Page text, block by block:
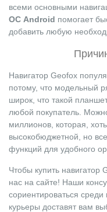
всеми основными
ОС Android помогает
добавить любую
Навигатор Geofox
потому, что модельный
широк, что такой
любой покупатель.
миллионов, которая,
высокобюджетной, но
функций для удобного
Чтобы купить навигатор
нас на сайте! Наши
сориентироваться
курьеры доставят вам